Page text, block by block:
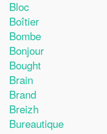
Bloc
Boîtier
Bombe
Bonjour
Bought
Brain
Brand
Breizh
Bureautique